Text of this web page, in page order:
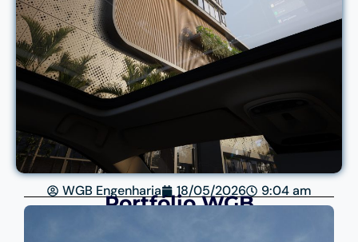
WGB Engenharia 18/05/2026 9:04 am
Portfólio WGB